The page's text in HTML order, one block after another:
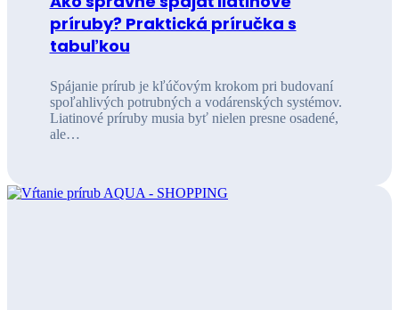
príruby? Praktická príručka s
tabuľkou
Spájanie prírub je kľúčovým krokom pri budovaní
spoľahlivých potrubných a vodárenských systémov.
Liatinové príruby musia byť nielen presne osadené,
ale…